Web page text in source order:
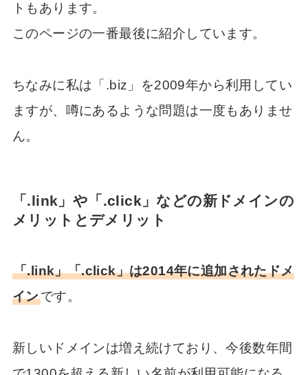
トもあります。
このページの一番最後に紹介しています。
ちなみに私は「.biz」を2009年から利用してい
ますが、噂にあるような問題は一度もありませ
ん。
「.link」や「.click」などの新ドメインの
メリットとデメリット
「.link」「.click」は2014年に追加されたドメ
インです。
新しいドメインは増え続けており、今後数年間